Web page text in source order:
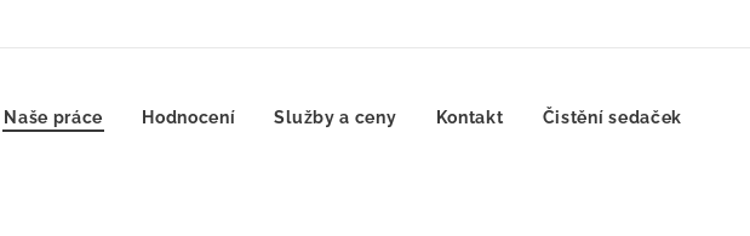
Naše práce Hodnocení Služby a ceny Kontakt Čistění sedaček